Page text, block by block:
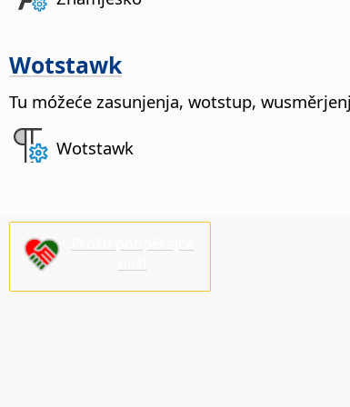
Wotstawk
Tu móžeće zasunjenja, wotstup,
Wotstawk